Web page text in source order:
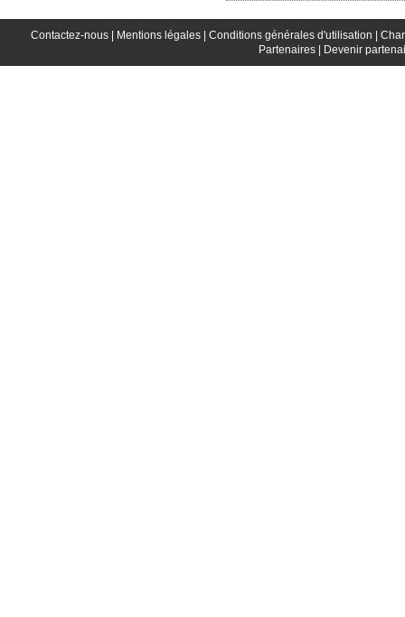
Contactez-nous | Mentions légales | Conditions générales d'utilisation |
Partenaires |
Devenir